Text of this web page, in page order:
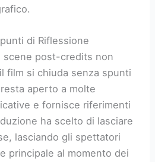
di Riflessione
scene post-credits non
film si chiuda senza spunti
aperto a molte
e fornisce riferimenti
ha scelto di lasciare
lasciando gli spettatori
principale al momento dei